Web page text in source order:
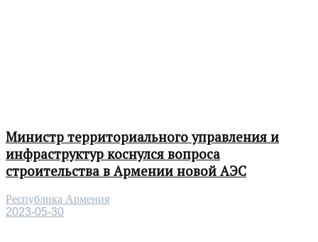
Министр территориального управления и
инфраструктур коснулся вопроса
строительства в Армении новой АЭС
Республика Армения
2023-05-30